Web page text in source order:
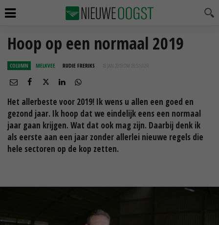
Hoop op een normaal 2019
COLUMN MELKVEE RUDIE FRERIKS 18 JAN 2019 OM 09:51
Het allerbeste voor 2019! Ik wens u allen een goed en
gezond jaar. Ik hoop dat we eindelijk eens een normaal
jaar gaan krijgen. Wat dat ook mag zijn. Daarbij denk ik
als eerste aan een jaar zonder allerlei nieuwe regels die
hele sectoren op de kop zetten.